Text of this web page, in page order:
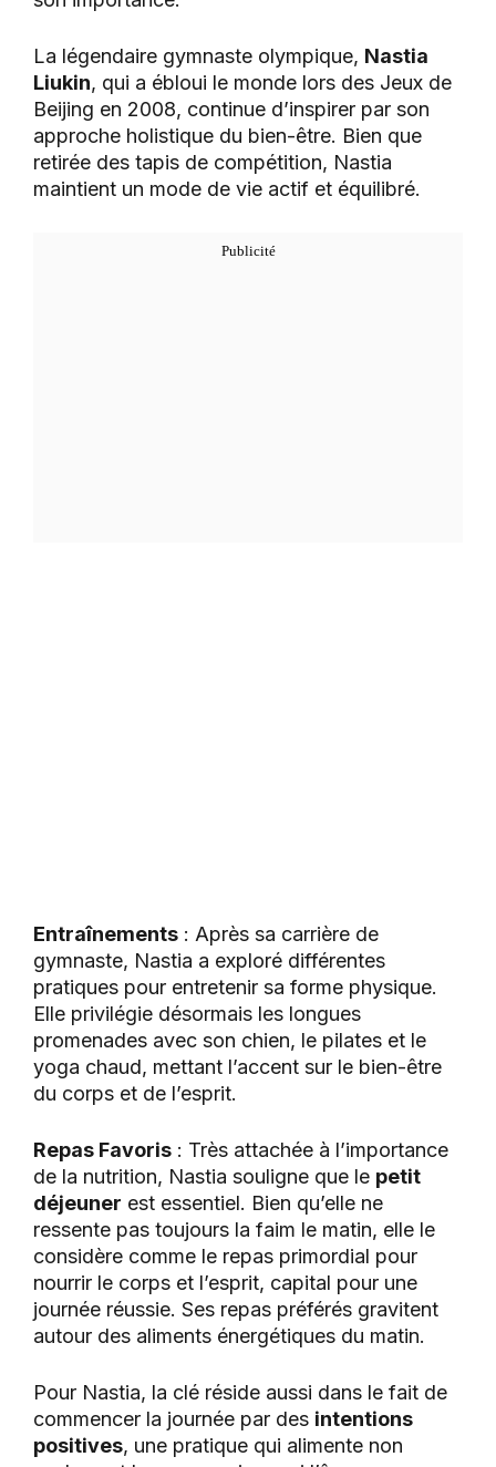
La légendaire gymnaste olympique, Nastia
Liukin, qui a ébloui le monde lors des Jeux de
Beijing en 2008, continue d’inspirer par son
approche holistique du bien-être. Bien que
retirée des tapis de compétition, Nastia
maintient un mode de vie actif et équilibré.
Entraînements : Après sa carrière de
gymnaste, Nastia a exploré différentes
pratiques pour entretenir sa forme physique.
Elle privilégie désormais les longues
promenades avec son chien, le pilates et le
yoga chaud, mettant l’accent sur le bien-être
du corps et de l’esprit.
Repas Favoris : Très attachée à l’importance
de la nutrition, Nastia souligne que le petit
déjeuner est essentiel. Bien qu’elle ne
ressente pas toujours la faim le matin, elle le
considère comme le repas primordial pour
nourrir le corps et l’esprit, capital pour une
journée réussie. Ses repas préférés gravitent
autour des aliments énergétiques du matin.
Pour Nastia, la clé réside aussi dans le fait de
commencer la journée par des intentions
positives, une pratique qui alimente non